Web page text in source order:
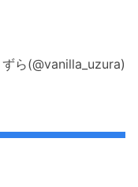
ずら(@vanilla_uzura)